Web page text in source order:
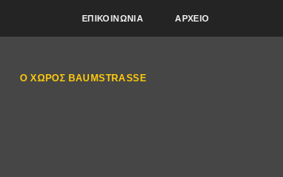
ΕΠΙΚΟΙΝΩΝΊΑ ΑΡΧΕΊΟ
Ο ΧΏΡΟΣ BAUMSTRASSE